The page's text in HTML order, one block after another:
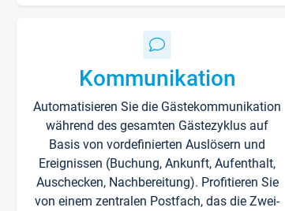
Kommunikation
Automatisieren Sie die Gästekommunikation
während des gesamten Gästezyklus auf
Basis von vordefinierten Auslösern und
Ereignissen (Buchung, Ankunft, Aufenthalt,
Auschecken, Nachbereitung). Profitieren Sie
von einem zentralen Postfach, das die Zwei-